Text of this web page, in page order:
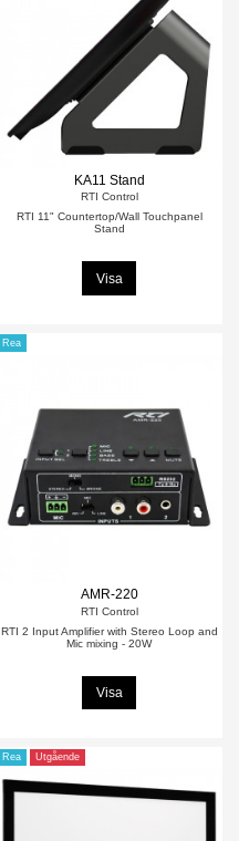
KA11 Stand
RTI Control
RTI 11" Countertop/Wall Touchpanel
Stand
Visa
Rea
AMR-220
RTI Control
RTI 2 Input Amplifier with Stereo Loop and
Mic mixing - 20W
Visa
Rea Utgående